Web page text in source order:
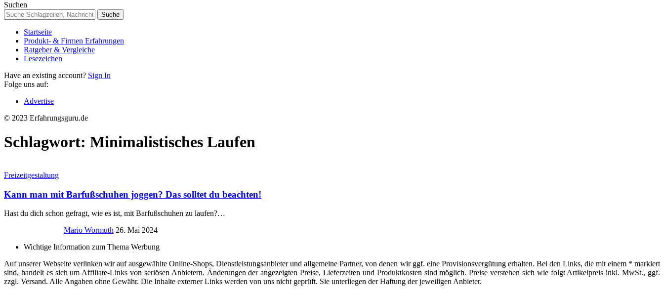
Suchen
Startseite
Produkt- & Firmen Erfahrungen
Ratgeber & Vergleiche
Lesezeichen
Have an existing account? Sign In
Folge uns auf:
Advertise
© 2023 Erfahrungsguru.de
Schlagwort: Minimalistisches Laufen
Freizeitgestaltung
Kann man mit Barfußschuhen joggen? Das solltet du beachten!
Hast du dich schon gefragt, wie es ist, mit Barfußschuhen zu laufen?…
Mario Wormuth 26. Mai 2024
Wichtige Information zum Thema Werbung
Auf unserer Webseite verlinken wir auf ausgewählte Online-Shops, Dienstleistungsanbieter und allgemeine Partner, von denen wir ggf. eine Provisionsvergütung erhalten. Bei den Links, die mit einem * markiert
sind, handelt es sich um Affiliate-Links von seriösen Anbietern. Änderungen der angezeigten Preise, Lieferzeiten und Produktkosten sind möglich. Preise verstehen sich wie folgt Artikelpreis inkl. MwSt., ggf.
zzgl. Versand. Alle Angaben ohne Gewähr. Die Inhalte externer Links werden von uns nicht geprüft. Sie unterliegen der Haftung der jeweiligen Anbieter.